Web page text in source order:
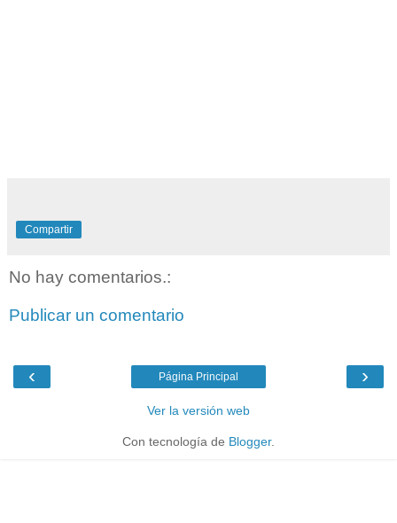
Compartir
No hay comentarios.:
Publicar un comentario
‹ ›
Página Principal
Ver la versión web
Con tecnología de Blogger.